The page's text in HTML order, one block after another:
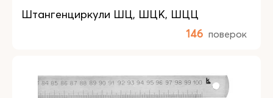
Штангенциркули ШЦ, ШЦК, ШЦЦ
146 поверок